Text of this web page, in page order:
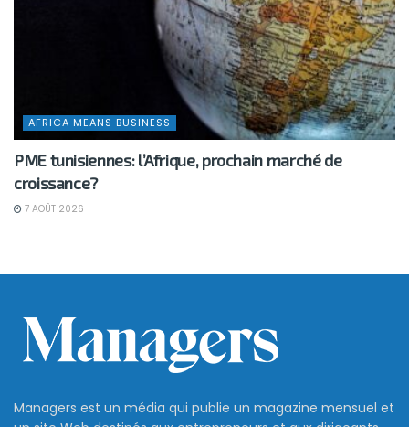
AFRICA MEANS BUSINESS
PME tunisiennes: l’Afrique, prochain marché de
croissance?
7 AOÛT 2026
Managers est un média qui publie un magazine mensuel et